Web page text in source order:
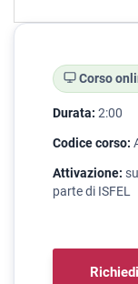
Corso
Durata: 2:00
Codice corso:
Attivazione:
parte di ISFEL